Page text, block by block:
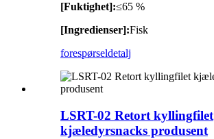
[Fuktighet]:≤65 %
[Ingredienser]:Fisk
forespørseldetalj
LSRT-02 Retort kyllingfilet
kjæledyrsnacks produsent